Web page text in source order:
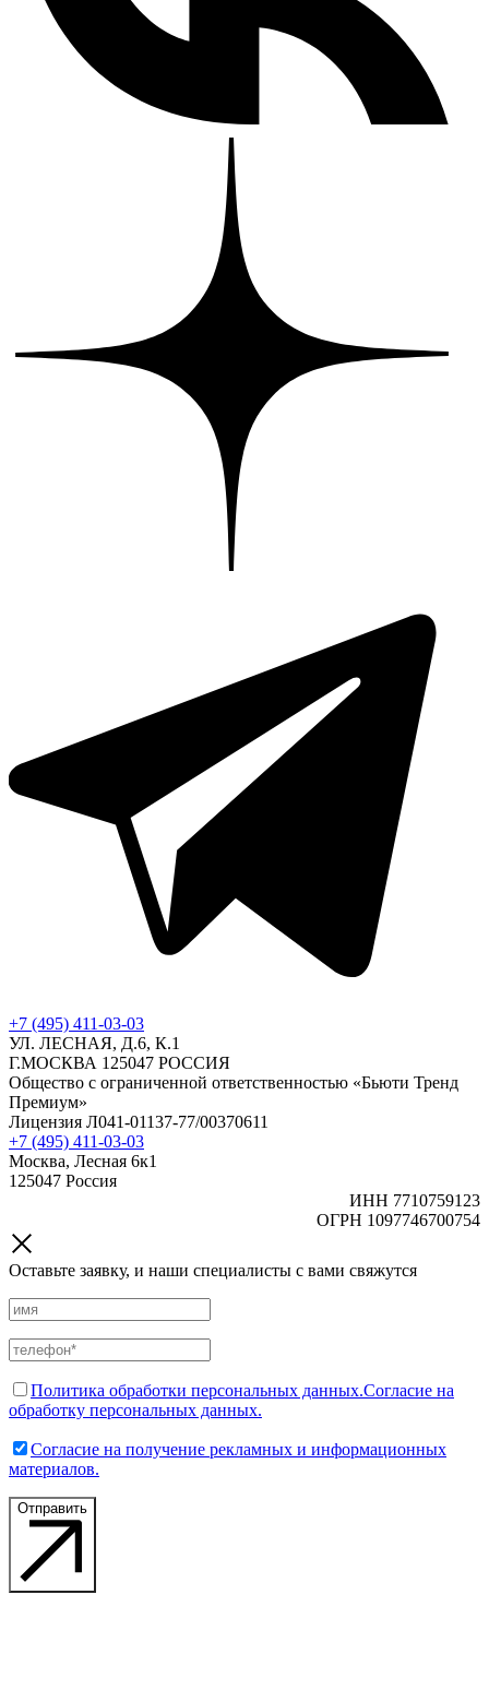
+7 (495) 411-03-03
УЛ. ЛЕСНАЯ, Д.6, К.1
Г.МОСКВА 125047 РОССИЯ
Общество с ограниченной ответственностью «Бьюти Тренд
Премиум»
Лицензия Л041-01137-77/00370611
+7 (495) 411-03-03
Москва, Лесная 6к1
125047 Россия
ИНН 7710759123
ОГРН 1097746700754
Оставьте заявку, и наши специалисты с вами свяжутся
Политика обработки персональных данных.Согласие на
обработку персональных данных.
Согласие на получение рекламных и информационных
материалов.
Отправить